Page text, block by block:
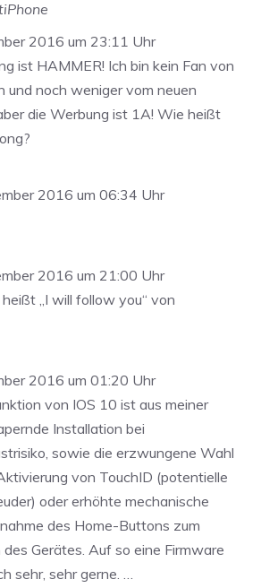
2016 um 23:11 Uhr
ist HAMMER! Ich bin kein Fan von
und noch weniger vom neuen
die Werbung ist 1A! Wie heißt
2016 um 06:34 Uhr
2016 um 21:00 Uhr
„I will follow you“ von
2016 um 01:20 Uhr
von IOS 10 ist aus meiner
Installation bei
sowie die erzwungene Wahl
von TouchID (potentielle
oder erhöhte mechanische
des Home-Buttons zum
Gerätes. Auf so eine Firmware
sehr, sehr gerne. …